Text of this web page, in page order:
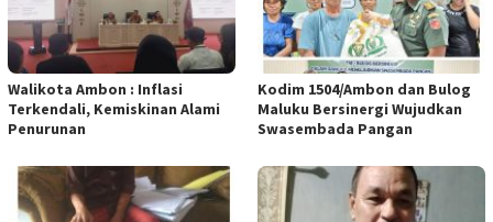
Walikota Ambon : Inflasi
Terkendali, Kemiskinan Alami
Penurunan
Kodim 1504/Ambon dan Bulog
Maluku Bersinergi Wujudkan
Swasembada Pangan